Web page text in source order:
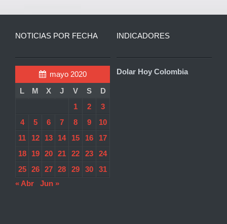
NOTICIAS POR FECHA
mayo 2020
L
M X J V S
D
1
2
3
4
5 6 7 8 9
10
11
12 13 14 15 16
17
18
19 20 21 22 23
24
25
26 27 28 29 30
31
« Abr
Jun »
INDICADORES
Dolar Hoy Colombia